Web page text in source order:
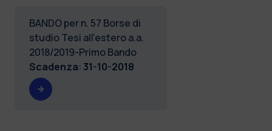
BANDO per n. 57 Borse di
studio Tesi all'estero a.a.
2018/2019-Primo Bando
Scadenza: 31-10-2018